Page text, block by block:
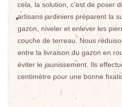
cela, la solution, c’est de poser
artisans jardiniers préparent la
gazon, niveler et enlever les
couche de terreau. Nous
entre la livraison du gazon en
éviter le jaunissement. Ils
centimètre pour une bonne